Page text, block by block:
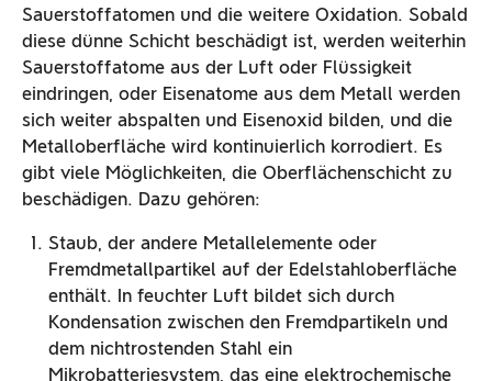
Sauerstoffatomen und die weitere Oxidation. Sobald
diese dünne Schicht beschädigt ist, werden weiterhin
Sauerstoffatome aus der Luft oder Flüssigkeit
eindringen, oder Eisenatome aus dem Metall werden
sich weiter abspalten und Eisenoxid bilden, und die
Metalloberfläche wird kontinuierlich korrodiert. Es
gibt viele Möglichkeiten, die Oberflächenschicht zu
beschädigen. Dazu gehören:
Staub, der andere Metallelemente oder
Fremdmetallpartikel auf der Edelstahloberfläche
enthält. In feuchter Luft bildet sich durch
Kondensation zwischen den Fremdpartikeln und
dem nichtrostenden Stahl ein
Mikrobatteriesystem, das eine elektrochemische